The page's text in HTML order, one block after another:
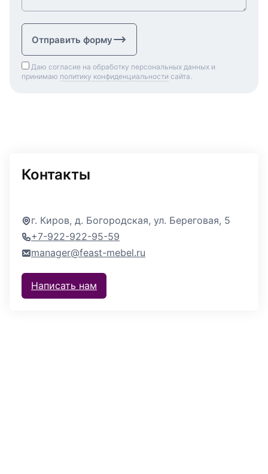
Отправить форму
Даю согласие на обработку персональных данных и
принимаю политику конфиденциальности сайта.
Контакты
г. Киров, д. Богородская, ул. Береговая, 5
+7-922-922-95-59
manager@feast-mebel.ru
Написать нам